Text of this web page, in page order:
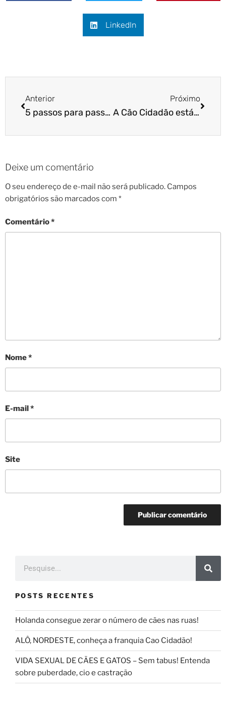
LinkedIn
Anterior
5 passos para passear com seu pet sem prejudicar a natureza
Próximo
A Cão Cidadão está em BRASÍLIA!
Deixe um comentário
O seu endereço de e-mail não será publicado. Campos
obrigatórios são marcados com *
Comentário*
Nome*
E-mail*
Site
POSTS RECENTES
Holanda consegue zerar o número de cães nas ruas!
ALÔ, NORDESTE, conheça a franquia Cao Cidadão!
VIDA SEXUAL DE CÃES E GATOS – Sem tabus! Entenda
sobre puberdade, cio e castração